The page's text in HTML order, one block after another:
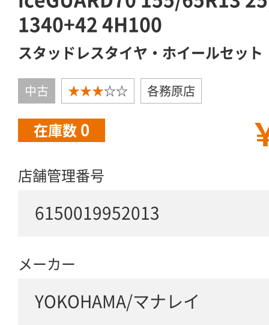
1340+42 4H100
スタッドレスタイヤ・ホイールセット
中古 ★★★☆☆ 各務原店
在庫数 0
店舗管理番号
6150019952013
メーカー
YOKOHAMA/マナレイ